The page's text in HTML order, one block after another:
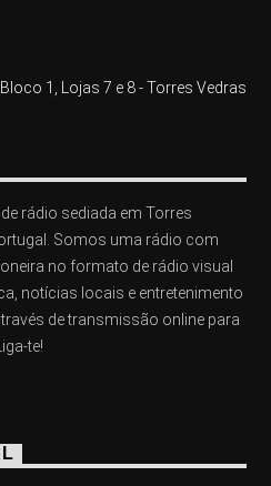
1, Lojas 7 e 8 - Torres Vedras
rádio sediada em Torres
Somos uma rádio com
no formato de rádio visual
notícias locais e entretenimento
de transmissão online para
te!